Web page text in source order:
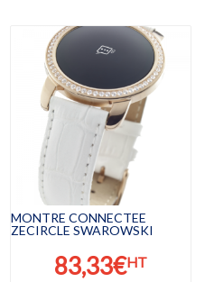
MONTRE CONNECTEE
ZECIRCLE SWAROWSKI
83,33€HT